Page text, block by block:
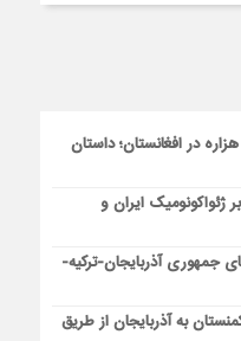
در افغانستان؛ داستان
ژئواکونومیک ایران و
جمهوری آذربایجان-ترکیه-
به آذربایجان از طریق